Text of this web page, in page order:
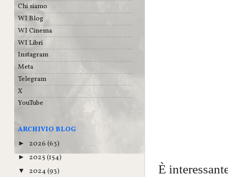
È
Chi siamo
WI Blog
WI Cinema
WI Libri
Instagram
Meta
Telegram
X
YouTube
ARCHIVIO BLOG
► 2026 (63)
► 2025 (154)
▼ 2024(93)